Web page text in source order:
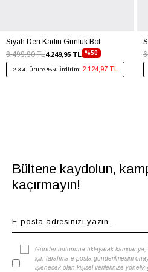
Siyah Deri Kadın Günlük Bot
%50
4.249,95 TL
8.499,90 TL
2.3.4. Ürüne %50 İndirim: 2.124,97 TL
Bültene kaydolun,
kaçırmayın!
Gönder butonuna tıklayarak
için tarafıma e-posta gönderilmesini
işlenecek olan kişisel verilerinize yönelik